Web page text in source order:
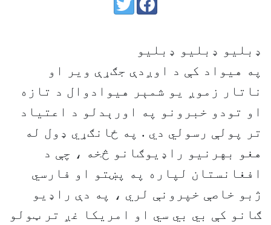
ډبليو ډبليو ډبليو
په هيواد کې د اوږدې جګړې وير او
ناتار زموږ يو شمېر هيوادوال د تازه
او تودو خبرونو په اورېدلو د اعتياد
تر پولې رسولي دي . په ځانګړي ډول له
هغو بهرنيو راډيوګانو څخه ، چې د
افغانستان لپاره په پښتو او فارسي
ژبو خاصې خپرونې لري ، په دې راډيو
ګانو کې بي بي سي او امريکا غږ تر ټولو